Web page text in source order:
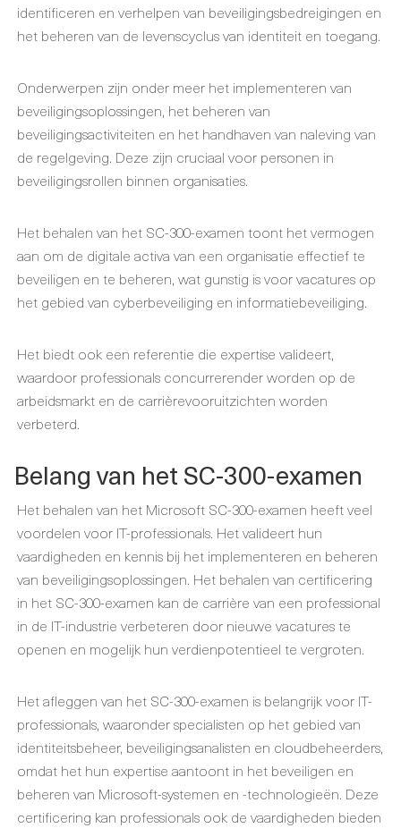
identificeren en verhelpen van beveiligingsbedreigingen en
het beheren van de levenscyclus van identiteit en toegang.
Onderwerpen zijn onder meer het implementeren van
beveiligingsoplossingen, het beheren van
beveiligingsactiviteiten en het handhaven van naleving van
de regelgeving. Deze zijn cruciaal voor personen in
beveiligingsrollen binnen organisaties.
Het behalen van het SC-300-examen toont het vermogen
aan om de digitale activa van een organisatie effectief te
beveiligen en te beheren, wat gunstig is voor vacatures op
het gebied van cyberbeveiliging en informatiebeveiliging.
Het biedt ook een referentie die expertise valideert,
waardoor professionals concurrerender worden op de
arbeidsmarkt en de carrièrevooruitzichten worden
verbeterd.
Belang van het SC-300-examen
Het behalen van het Microsoft SC-300-examen heeft veel
voordelen voor IT-professionals. Het valideert hun
vaardigheden en kennis bij het implementeren en beheren
van beveiligingsoplossingen. Het behalen van certificering
in het SC-300-examen kan de carrière van een professional
in de IT-industrie verbeteren door nieuwe vacatures te
openen en mogelijk hun verdienpotentieel te vergroten.
Het afleggen van het SC-300-examen is belangrijk voor IT-
professionals, waaronder specialisten op het gebied van
identiteitsbeheer, beveiligingsanalisten en cloudbeheerders,
omdat het hun expertise aantoont in het beveiligen en
beheren van Microsoft-systemen en -technologieën. Deze
certificering kan professionals ook de vaardigheden bieden